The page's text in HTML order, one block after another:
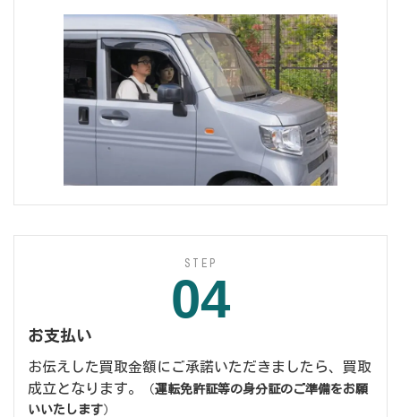
STEP
04
お支払い
お伝えした買取金額にご承諾いただきましたら、買取
成立となります。
（運転免許証等の身分証のご準備をお願
いいたします）